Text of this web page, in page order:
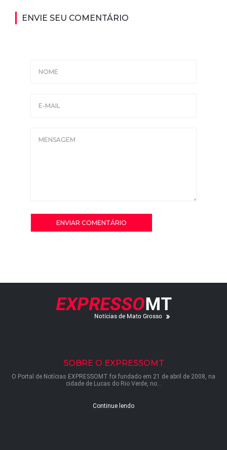
ENVIE SEU COMENTÁRIO
SOBRE O EXPRESSOMT
O Portal de Notícias EXPRESSOMT foi fundado em 21 de abril de 2008, na
cidade de Lucas do Rio Verde, no...
Continue lendo